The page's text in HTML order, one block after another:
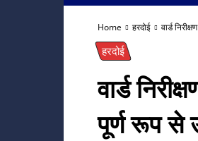
Home हरदोई वार्ड
हरदोई
वार्ड
पूर्ण रूप से